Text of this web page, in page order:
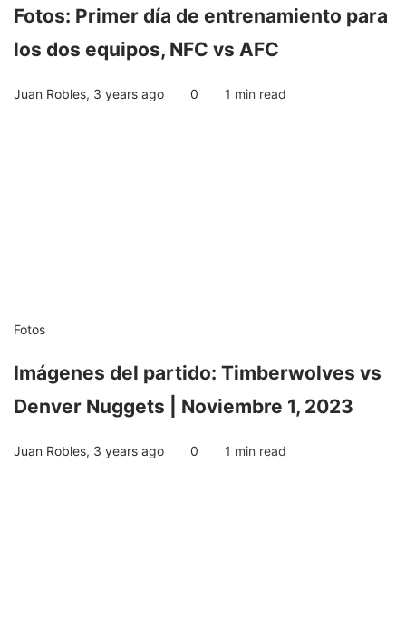
Fotos: Primer día de entrenamiento para
los dos equipos, NFC vs AFC
Juan Robles, 3 years ago 0 1 min read
Fotos
Imágenes del partido: Timberwolves vs
Denver Nuggets | Noviembre 1, 2023
Juan Robles, 3 years ago 0 1 min read